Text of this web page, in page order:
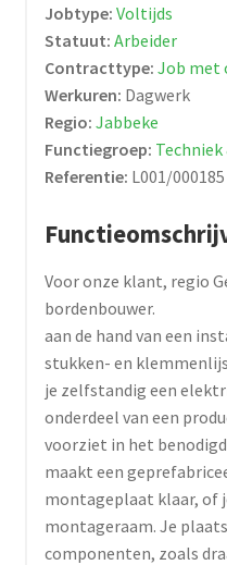
NEEM CONTACT OP
Jobtype: Voltijds
Statuut: Arbeider
Contracttype: Job met
Werkuren: Dagwerk
Regio: Jabbeke
Functiegroep: Techniek
Referentie: L001/000185
Voor onze klant, regio
bordenbouwer.
aan de hand van een
stukken- en
je zelfstandig een
onderdeel van een
voorziet in het
maakt een
montageplaat klaar, of
montageraam. Je
componenten, zoals